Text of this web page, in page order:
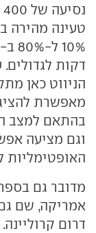
דקות
הניווט כאן
מאפשרת
בהתאם למצב
וגם מציעה
האופטימליות
מדובר גם
אמריקה, שם
דרום